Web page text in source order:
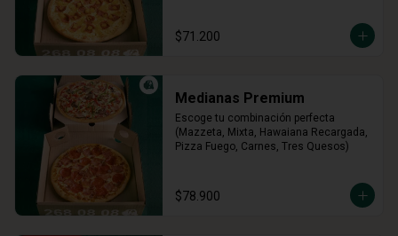
$71.200
Medianas Premium
Escoge tu combinación perfecta
(Mazzeta, Mixta, Hawaiana Recargada,
Pizza Fuego, Carnes, Tres Quesos)
$78.900